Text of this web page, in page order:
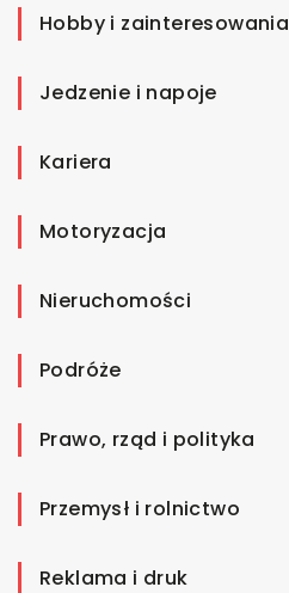
Hobby i zainteresowania
Jedzenie i napoje
Kariera
Motoryzacja
Nieruchomości
Podróże
Prawo, rząd i polityka
Przemysł i rolnictwo
Reklama i druk